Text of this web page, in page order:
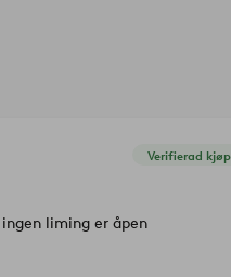
Verifierad
liming er åpen